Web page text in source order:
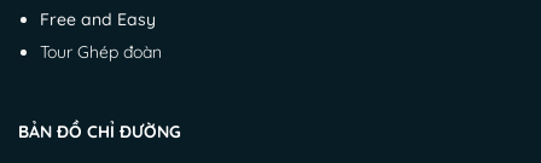
Free and Easy
Tour Ghép đoàn
BẢN ĐỒ CHỈ ĐƯỜNG